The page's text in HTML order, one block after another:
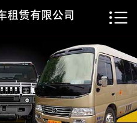
 首页
关于我们
行业动态
车辆展示
